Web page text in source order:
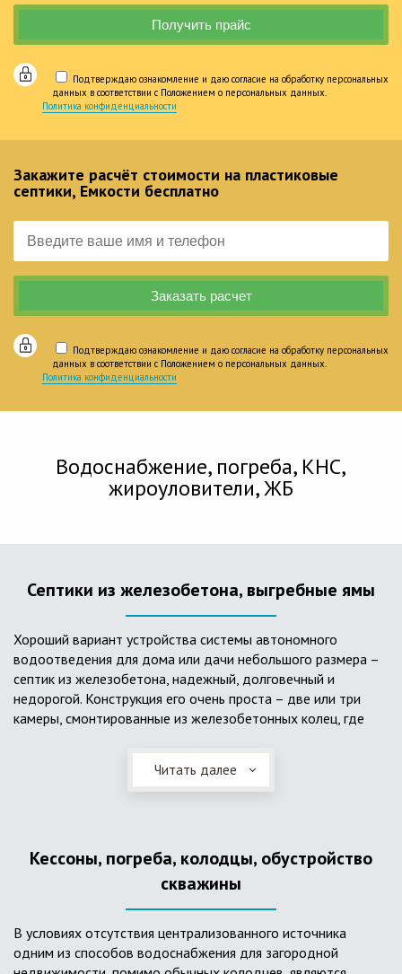
Подтверждаю ознакомление и даю согласие на обработку персональных
данных в соответствии с Положением о персональных данных.
Политика конфиденциальности
Закажите расчёт стоимости на пластиковые
септики, Емкости бесплатно
Подтверждаю ознакомление и даю согласие на обработку персональных
данных в соответствии с Положением о персональных данных.
Политика конфиденциальности
Водоснабжение, погреба, КНС,
жироуловители, ЖБ
Септики из железобетона, выгребные ямы
Хороший вариант устройства системы автономного
водоотведения для дома или дачи небольшого размера –
септик из железобетона, надежный, долговечный и
недорогой. Конструкция его очень проста – две или три
камеры, смонтированные из железобетонных колец, где
слой дренажа, устроенный из щебня и песка. Для септика
требуется только очищение через определенное время
большую прочность по сравнению с пластиковыми
Читать далее
Кессоны, погреба, колодцы, обустройство
скважины
В условиях отсутствия централизованного источника
одним из способов водоснабжения для загородной